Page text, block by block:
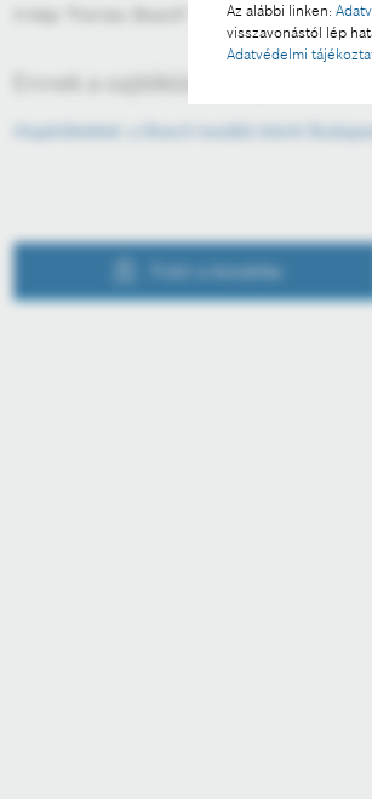
Az alábbi linken:
visszavonástól lép
Adatvédelmi
A kép "Forrás: Bosch" megjelöléssel a
Ennek a sajtóközleménynek a
Alapkőletétel: a Bosch tovább bővíti
Fotó a kosárba